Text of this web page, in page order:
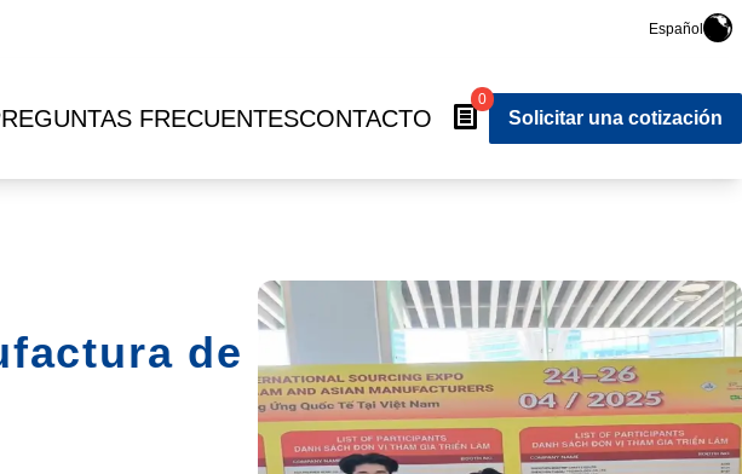
Español
FRECUENTESCONTACTO
0
Solicitar una cotización
de